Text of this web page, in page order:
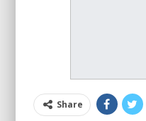
Share